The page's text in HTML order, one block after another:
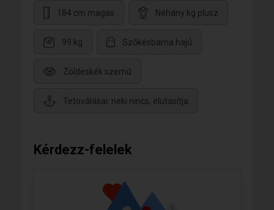
184 cm magas Néhány kg plusz
99 kg Szőkésbarna hajú
Zöldeskék szemű
Tetoválásai: neki nincs, elutasítja
Kérdezz-felelek